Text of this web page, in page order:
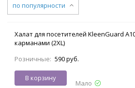
по популярности
Халат для посетителей KleenGuard
карманами (2XL)
Розничные: 590 руб.
В корзину
Мало